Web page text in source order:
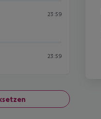
23:59
23:59